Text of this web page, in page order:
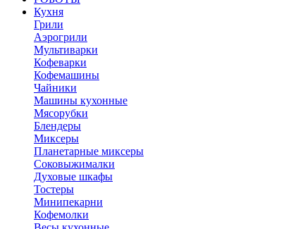
Кухня
Грили
Аэрогрили
Мультиварки
Кофеварки
Кофемашины
Чайники
Машины кухонные
Мясорубки
Блендеры
Миксеры
Планетарные миксеры
Соковыжималки
Духовые шкафы
Тостеры
Минипекарни
Кофемолки